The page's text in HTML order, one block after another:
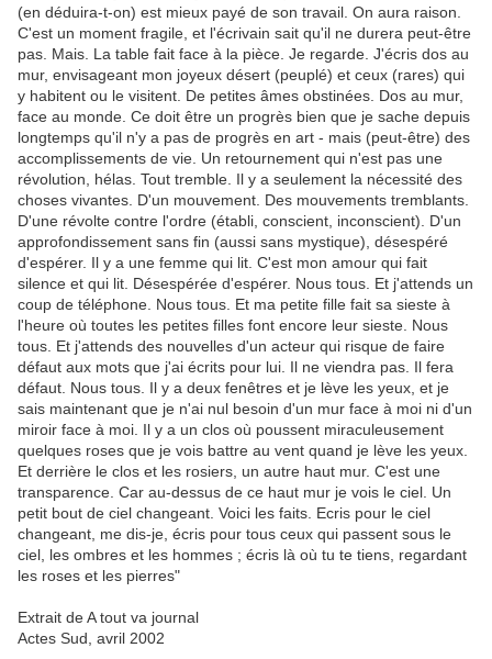
(en déduira-t-on) est mieux payé de son travail. On aura raison.
C'est un moment fragile, et l'écrivain sait qu'il ne durera peut-être
pas. Mais. La table fait face à la pièce. Je regarde. J'écris dos au
mur, envisageant mon joyeux désert (peuplé) et ceux (rares) qui
y habitent ou le visitent. De petites âmes obstinées. Dos au mur,
face au monde. Ce doit être un progrès bien que je sache depuis
longtemps qu'il n'y a pas de progrès en art - mais (peut-être) des
accomplissements de vie. Un retournement qui n'est pas une
révolution, hélas. Tout tremble. Il y a seulement la nécessité des
choses vivantes. D'un mouvement. Des mouvements tremblants.
D'une révolte contre l'ordre (établi, conscient, inconscient). D'un
approfondissement sans fin (aussi sans mystique), désespéré
d'espérer. Il y a une femme qui lit. C'est mon amour qui fait
silence et qui lit. Désespérée d'espérer. Nous tous. Et j'attends un
coup de téléphone. Nous tous. Et ma petite fille fait sa sieste à
l'heure où toutes les petites filles font encore leur sieste. Nous
tous. Et j'attends des nouvelles d'un acteur qui risque de faire
défaut aux mots que j'ai écrits pour lui. Il ne viendra pas. Il fera
défaut. Nous tous. Il y a deux fenêtres et je lève les yeux, et je
sais maintenant que je n'ai nul besoin d'un mur face à moi ni d'un
miroir face à moi. Il y a un clos où poussent miraculeusement
quelques roses que je vois battre au vent quand je lève les yeux.
Et derrière le clos et les rosiers, un autre haut mur. C'est une
transparence. Car au-dessus de ce haut mur je vois le ciel. Un
petit bout de ciel changeant. Voici les faits. Ecris pour le ciel
changeant, me dis-je, écris pour tous ceux qui passent sous le
ciel, les ombres et les hommes ; écris là où tu te tiens, regardant
les roses et les pierres"
Extrait de A tout va journal
Actes Sud, avril 2002